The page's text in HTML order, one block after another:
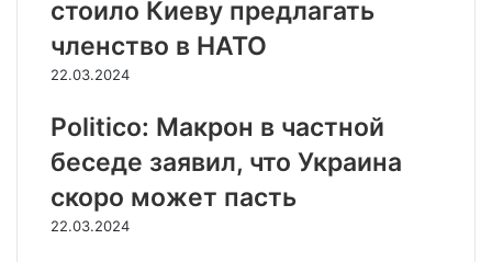
стоило Киеву предлагать
членство в НАТО
22.03.2024
Politico: Макрон в частной
беседе заявил, что Украина
скоро может пасть
22.03.2024